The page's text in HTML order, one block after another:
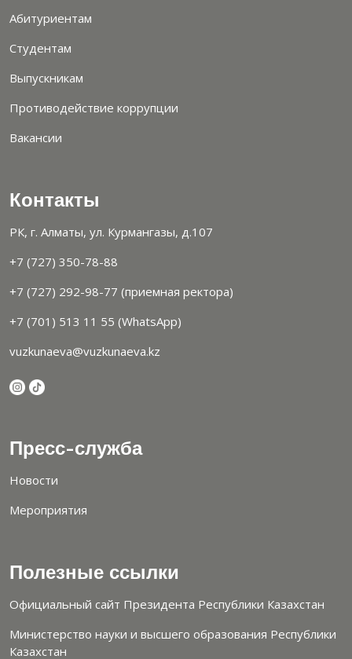
Абитуриентам
Студентам
Выпускникам
Противодействие коррупции
Вакансии
Контакты
РК, г. Алматы, ул. Курмангазы, д.107
+7 (727) 350-78-88
+7 (727) 292-98-77 (приемная ректора)
+7 (701) 513 11 55 (WhatsApp)
vuzkunaeva@vuzkunaeva.kz
Пресс-служба
Новости
Мероприятия
Полезные ссылки
Официальный сайт Президента Республики Казахстан
Министерство науки и высшего образования Республики
Казахстан